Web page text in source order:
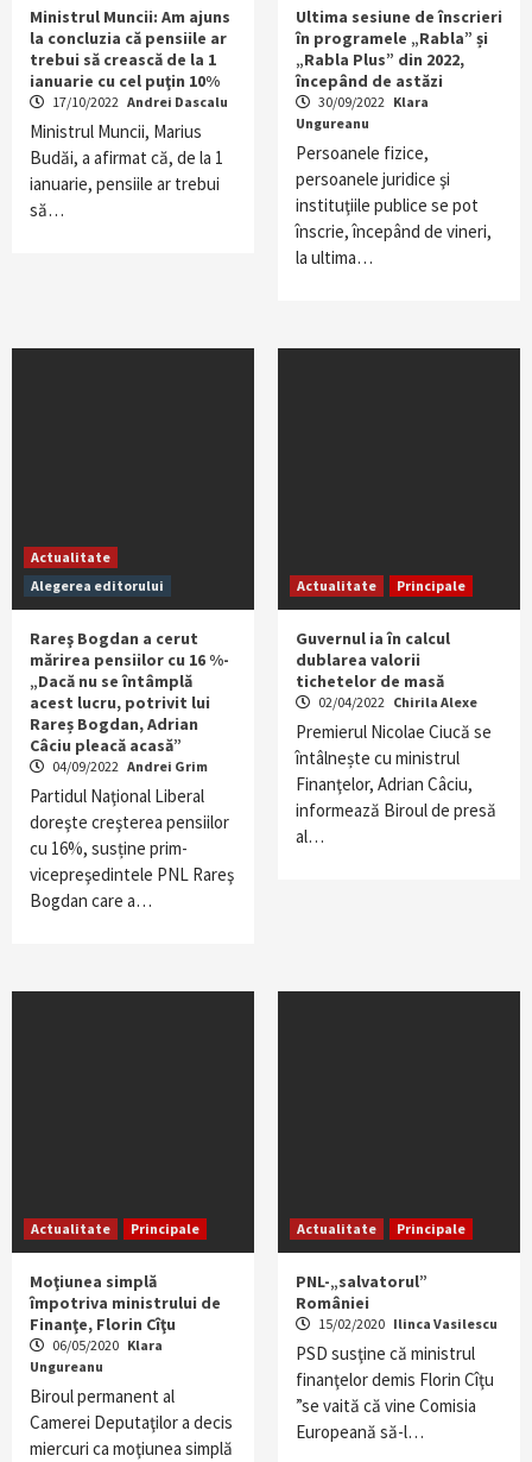
Ministrul Muncii: Am ajuns
la concluzia că pensiile ar
trebui să crească de la 1
ianuarie cu cel puţin 10%
17/10/2022 Andrei Dascalu
Ministrul Muncii, Marius
Budăi, a afirmat că, de la 1
ianuarie, pensiile ar trebui
să…
Ultima sesiune de înscrieri
în programele „Rabla” și
„Rabla Plus” din 2022,
începând de astăzi
30/09/2022 Klara
Ungureanu
Persoanele fizice,
persoanele juridice şi
instituţiile publice se pot
înscrie, începând de vineri,
la ultima…
Actualitate
Alegerea editorului
Rareş Bogdan a cerut
mărirea pensiilor cu 16 %-
„Dacă nu se întâmplă
acest lucru, potrivit lui
Rareș Bogdan, Adrian
Câciu pleacă acasă”
04/09/2022 Andrei Grim
Partidul Naţional Liberal
doreşte creşterea pensiilor
cu 16%, susține prim-
vicepreşedintele PNL Rareş
Bogdan care a…
Actualitate Principale
Guvernul ia în calcul
dublarea valorii
tichetelor de masă
02/04/2022 Chirila Alexe
Premierul Nicolae Ciucă se
întâlnește cu ministrul
Finanţelor, Adrian Câciu,
informează Biroul de presă
al…
Actualitate Principale
Moţiunea simplă
împotriva ministrului de
Finanţe, Florin Cîţu
06/05/2020 Klara
Ungureanu
Biroul permanent al
Camerei Deputaţilor a decis
miercuri ca moţiunea simplă
Actualitate Principale
PNL-„salvatorul”
României
15/02/2020 Ilinca Vasilescu
PSD susţine că ministrul
finanţelor demis Florin Cîţu
”se vaită că vine Comisia
Europeană să-l…